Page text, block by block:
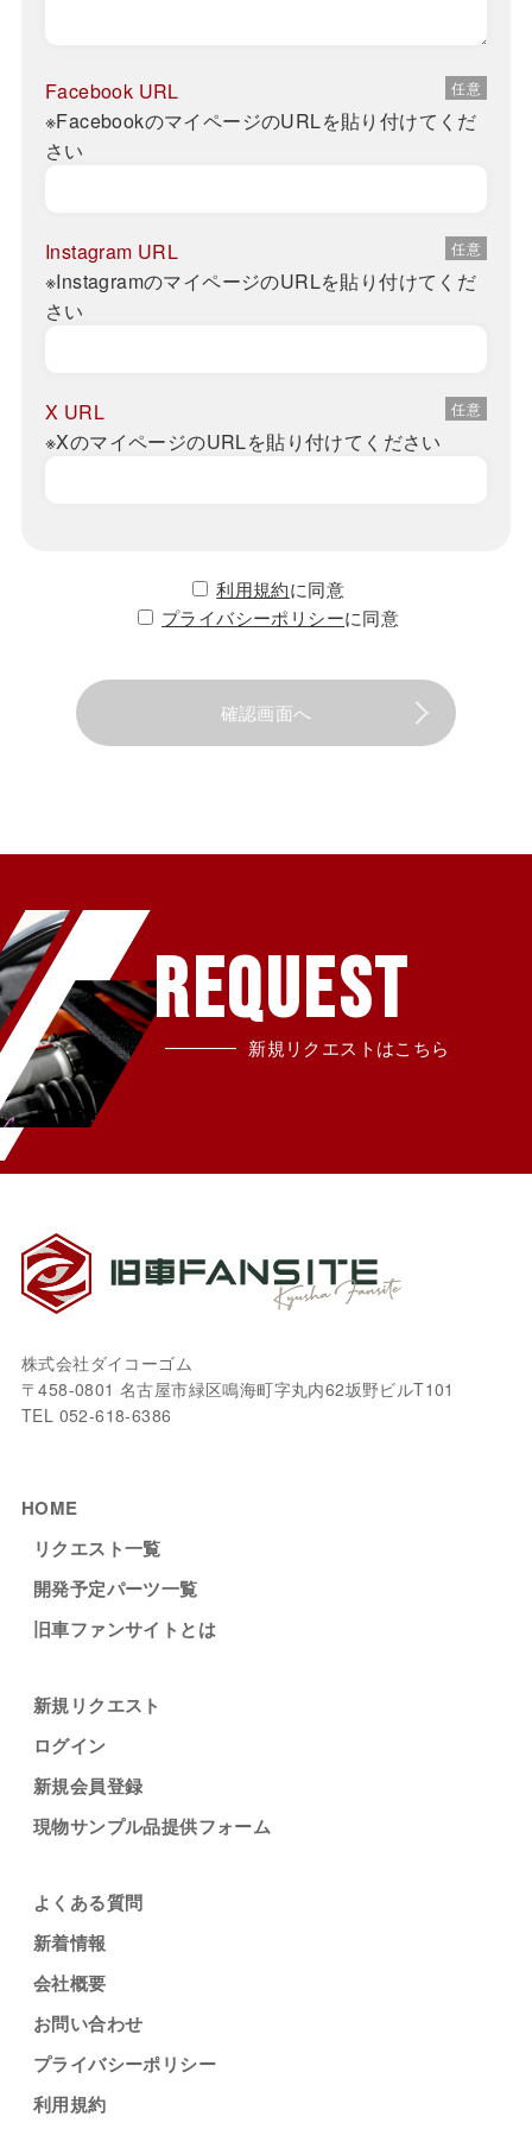
Facebook URL
※FacebookのマイページのURLを貼り付けてくだ
さい
Instagram URL
※InstagramのマイページのURLを貼り付けてくだ
さい
X URL
※XのマイページのURLを貼り付けてください
利用規約に同意
プライバシーポリシーに同意
確認画面へ
REQUEST
新規リクエストはこちら
株式会社ダイコーゴム
〒458-0801 名古屋市緑区鳴海町字丸内62坂野ビルT101
TEL 052-618-6386
HOME
リクエスト一覧
開発予定パーツ一覧
旧車ファンサイトとは
新規リクエスト
ログイン
新規会員登録
現物サンプル品提供フォーム
よくある質問
新着情報
会社概要
お問い合わせ
プライバシーポリシー
利用規約